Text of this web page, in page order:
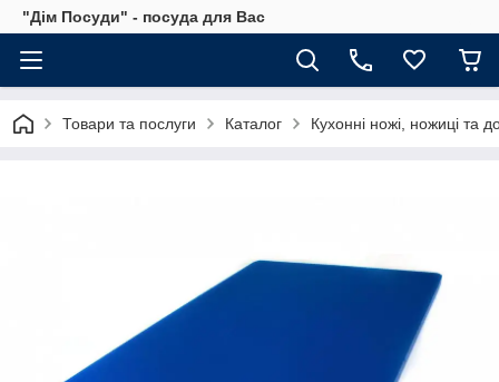
"Дім Посуди" - посуда для Вас
Товари та послуги Каталог Кухонні ножі, ножиці та